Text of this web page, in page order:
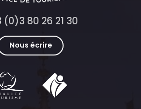
(0)3 80 26 21 30
Nous écrire